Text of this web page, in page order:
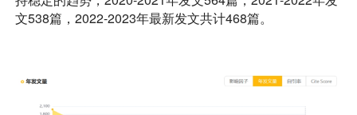
文538篇，2022-2023年最新发文共计468篇。